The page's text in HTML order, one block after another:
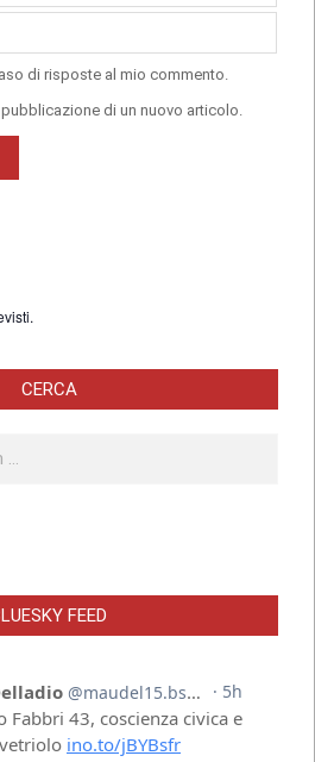
di risposte al mio commento.
di un nuovo articolo.
CERCA
FEED